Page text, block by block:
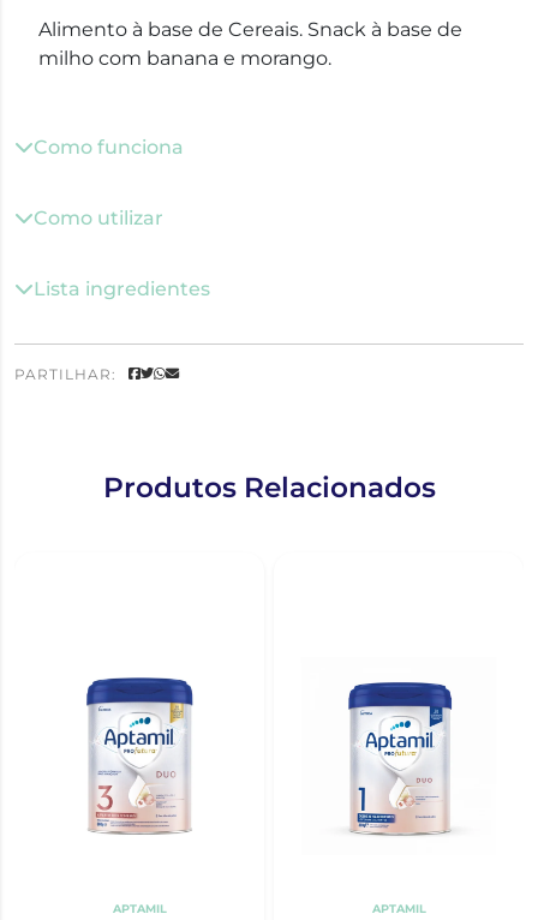
Alimento à base de Cereais. Snack à base de
milho com banana e morango.
Como funciona
Como utilizar
Lista ingredientes
PARTILHAR:
Produtos Relacionados
APTAMIL APTAMIL